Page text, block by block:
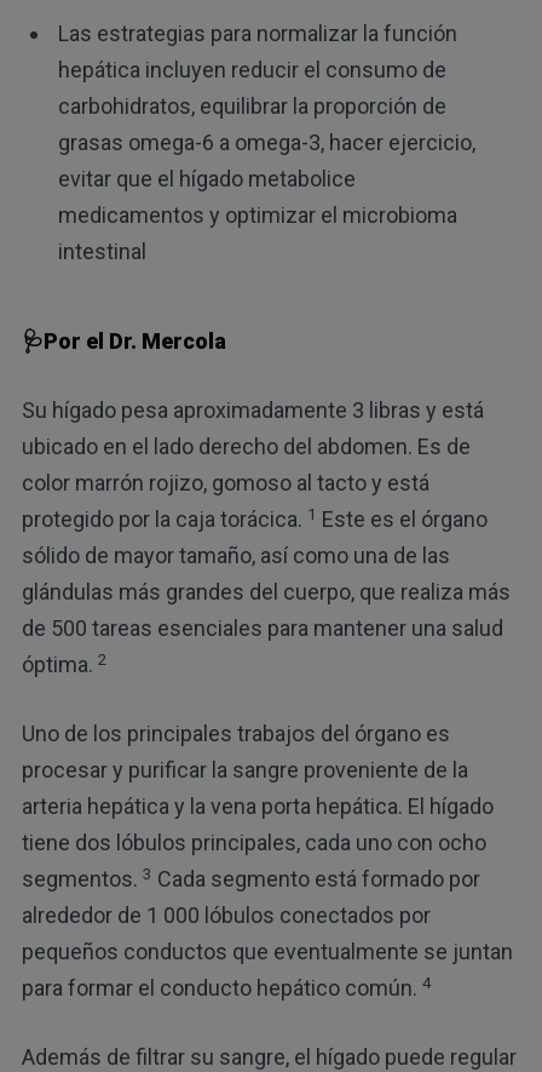
Las estrategias para normalizar la función
hepática incluyen reducir el consumo de
carbohidratos, equilibrar la proporción de
grasas omega-6 a omega-3, hacer ejercicio,
evitar que el hígado metabolice
medicamentos y optimizar el microbioma
intestinal
🩺Por el Dr. Mercola
Su hígado pesa aproximadamente 3 libras y está
ubicado en el lado derecho del abdomen. Es de
color marrón rojizo, gomoso al tacto y está
protegido por la caja torácica. 1 Este es el órgano
sólido de mayor tamaño, así como una de las
glándulas más grandes del cuerpo, que realiza más
de 500 tareas esenciales para mantener una salud
óptima. 2
Uno de los principales trabajos del órgano es
procesar y purificar la sangre proveniente de la
arteria hepática y la vena porta hepática. El hígado
tiene dos lóbulos principales, cada uno con ocho
segmentos. 3 Cada segmento está formado por
alrededor de 1 000 lóbulos conectados por
pequeños conductos que eventualmente se juntan
para formar el conducto hepático común. 4
Además de filtrar su sangre, el hígado puede regular